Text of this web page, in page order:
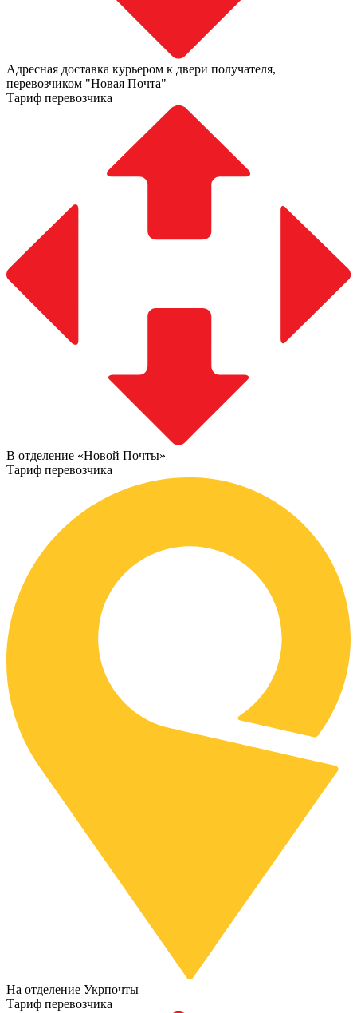
Адресная доставка курьером к двери получателя,
перевозчиком "Новая Почта"
Тариф перевозчика
В отделение «Новой Почты»
Тариф перевозчика
На отделение Укрпочты
Тариф перевозчика